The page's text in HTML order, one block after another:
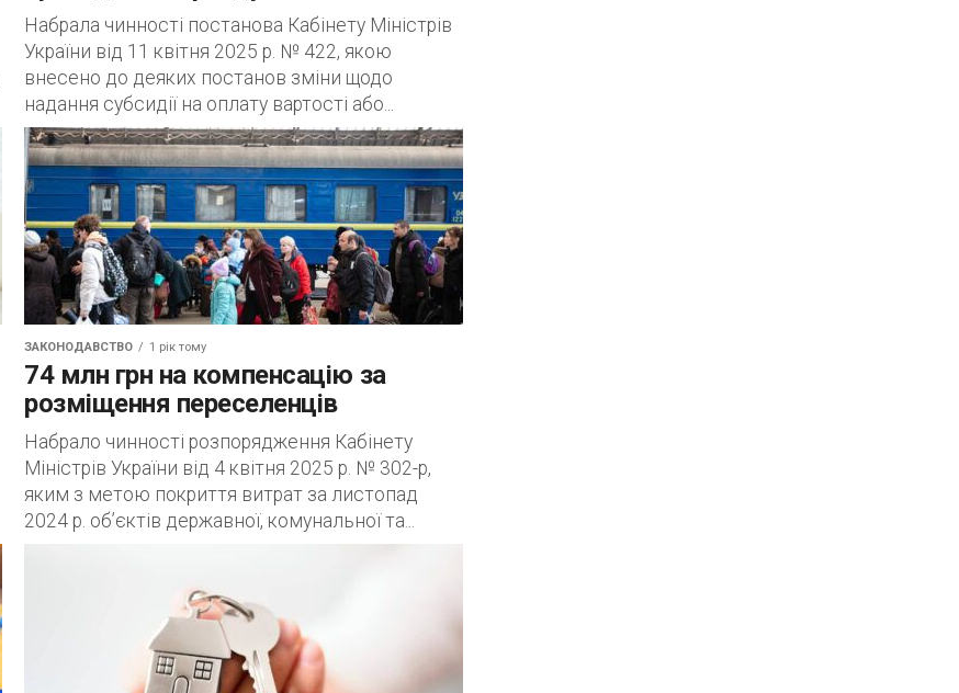
Набрала чинності постанова Кабінету Міністрів
України від 11 квітня 2025 р. № 422, якою
внесено до деяких постанов зміни щодо
надання субсидії на оплату вартості або...
ЗАКОНОДАВСТВО 1 рік тому
74 млн грн на компенсацію за
розміщення переселенців
Набрало чинності розпорядження Кабінету
Міністрів України від 4 квітня 2025 р. № 302-р,
яким з метою покриття витрат за листопад
2024 р. об’єктів державної, комунальної та...